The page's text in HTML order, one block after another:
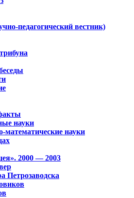
педагогический вестник)
науки
математические науки
2000 — 2003
Петрозаводска